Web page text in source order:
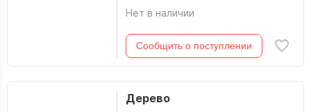
Нет в наличии
Сообщить о поступлении
Дерево